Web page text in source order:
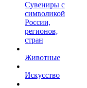
Сувениры с
символикой
России,
регионов,
стран
Животные
Искусство